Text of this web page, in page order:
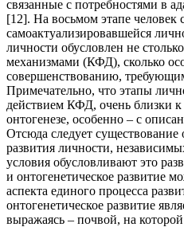
связанные с потребностями в
[12]. На восьмом этапе человек
самоактуализировавшейся
личности обусловлен не
механизмами (КФД), сколько
совершенствованию,
Примечательно, что этапы
действием КФД, очень близки к
онтогенезе, особенно – с
Отсюда следует
развития личности,
условия обусловливают это
и онтогенетическое развитие
аспекта единого процесса
онтогенетическое развитие
выражаясь – почвой, на